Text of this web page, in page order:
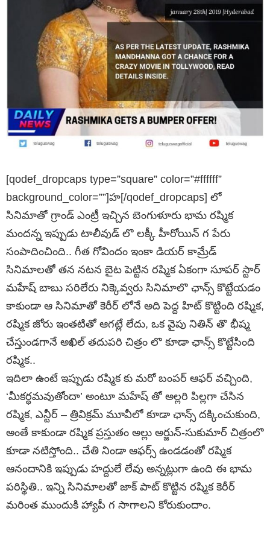
[qodef_dropcaps type=”square” color=”#ffffff”
background_color=””]హ[/qodef_dropcaps] లో
సినిమాతో గ్రాండ్ ఎంట్రీ ఇచ్చిన బెంగుళూరు భామ రష్మిక
మందన్న ఇప్పుడు టాలీవుడ్ లొ లక్కీ హీరోయిన్ గ పేరు
సంపాదించింది.. గీత గోవిందం ఇంకా డియర్ కామ్రేడ్
సినిమాలతో తన నటన బైట పెట్టిన రష్మిక ఏకంగా సూపర్ స్టార్
మహేష్ బాబు సరిలేరు నిక్కెవ్వరు సినిమాలొ ఛాన్స్ కొట్టేయడం
కాకుండా ఆ సినిమాతో కెరీర్ లోనే అది పెద్ద హిట్ కొట్టింది రష్మిక,
రష్మిక జోరు ఇంతటితో ఆగట్లే లేదు, ఒక వైపు నితిన్ తొ భీష్మ
చేస్తుండగానే అఖిల్ తదుపరి చిత్రం లొ కూడా ఛాన్స్ కొట్టేసింది
రష్మిక..
ఇదిలా ఉంటే ఇప్పుడు రష్మిక కు మరో బంపర్ ఆఫర్ వచ్చింది,
‘మీకర్ధమవుతోందా’ అంటూ మహేష్ తో అల్లరి పిల్లగా చేసిన
రష్మిక, ఎన్టీర్ – త్రివిక్రమ్ మూవీలో కూడా ఛాన్స్ దక్కించుకుంది,
అంతే కాకుండా రష్మిక ప్రస్తుతం అల్లు అర్జున్‌-సుకుమార్ చిత్రంలొ
కూడా నటిస్తోంది.. చేతి నిండా ఆఫర్స్ ఉండడంతో రష్మిక
ఆనందానికి ఇప్పుడు హద్దులే లేవు అన్నట్లుగా ఉంది ఈ భామ
పరిస్థితి.. ఇన్ని సినిమాలతో జాక్ పాట్ కొట్టిన రష్మిక కెరీర్
మరింత ముందుకి హ్యాపీ గ సాగాలని కోరుకుందాం.